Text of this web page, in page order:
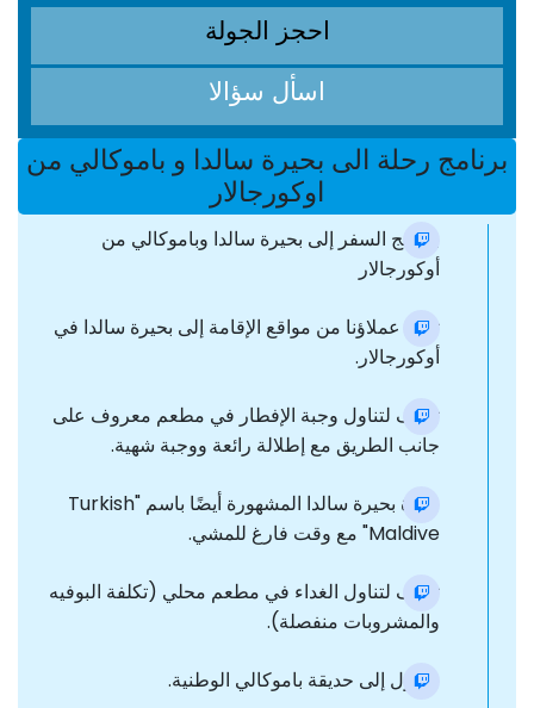
احجز الجولة
اسأل سؤالا
برنامج رحلة الى بحيرة سالدا و باموكالي من
اوكورجالار
برنامج السفر إلى بحيرة سالدا وباموكالي من
أوكورجالار
تنقل عملاؤنا من مواقع الإقامة إلى بحيرة سالدا في
أوكورجالار.
توقف لتناول وجبة الإفطار في مطعم معروف على
جانب الطريق مع إطلالة رائعة ووجبة شهية.
زيارة بحيرة سالدا المشهورة أيضًا باسم "Turkish
Maldive" مع وقت فارغ للمشي.
توقف لتناول الغداء في مطعم محلي (تكلفة البوفيه
والمشروبات منفصلة).
وصول إلى حديقة باموكالي الوطنية.